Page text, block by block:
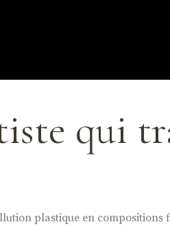
qui
plastique en compositions